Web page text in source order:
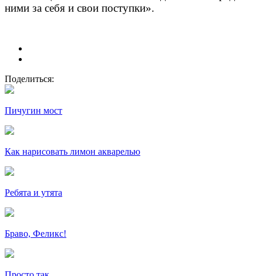
ними за себя и свои поступки».
Поделиться:
Пичугин мост
Как нарисовать лимон акварелью
Ребята и утята
Браво, Феликс!